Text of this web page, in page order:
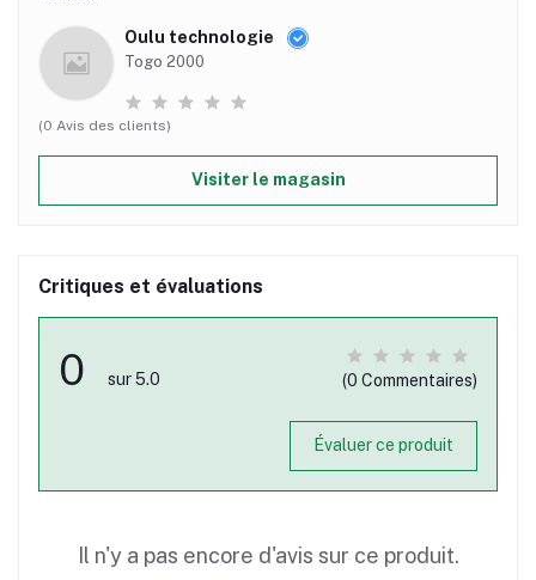
Oulu technologie
Togo 2000
(0 Avis des clients)
Visiter le magasin
Critiques et évaluations
0 sur 5.0 (0 Commentaires)
Évaluer ce produit
Il n'y a pas encore d'avis sur ce produit.